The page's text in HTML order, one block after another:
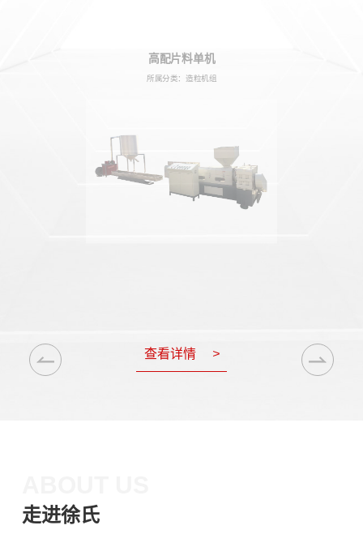
高配片料单机
所属分类：造粒机组
查看详情 >
走进徐氏